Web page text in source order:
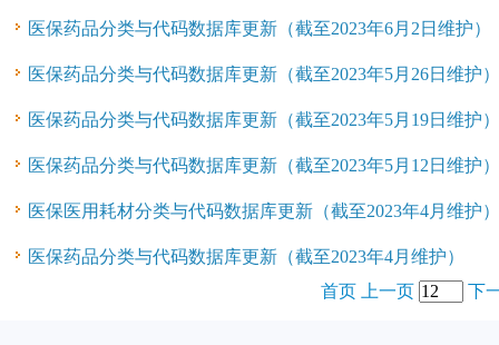
医保药品分类与代码数据库更新（截至2023年6月2日维护）
医保药品分类与代码数据库更新（截至2023年5月26日维护）
医保药品分类与代码数据库更新（截至2023年5月19日维护）
医保药品分类与代码数据库更新（截至2023年5月12日维护）
医保医用耗材分类与代码数据库更新（截至2023年4月维护）
医保药品分类与代码数据库更新（截至2023年4月维护）
首页
上一页 下